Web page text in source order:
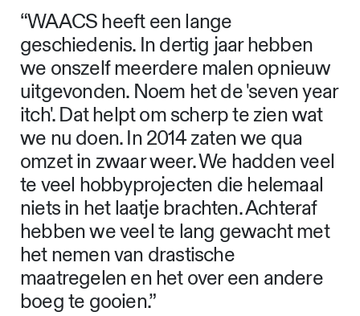
“WAACS heeft een lange
geschiedenis. In dertig jaar hebben
we onszelf meerdere malen opnieuw
uitgevonden. Noem het de 'seven year
itch'. Dat helpt om scherp te zien wat
we nu doen. In 2014 zaten we qua
omzet in zwaar weer. We hadden veel
te veel hobbyprojecten die helemaal
niets in het laatje brachten. Achteraf
hebben we veel te lang gewacht met
het nemen van drastische
maatregelen en het over een andere
boeg te gooien.”